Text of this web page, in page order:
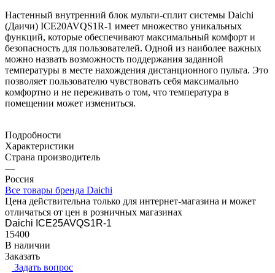
Настенный внутренний блок мульти-сплит системы Daichi
(Даичи) ICE20AVQS1R-1 имеет множество уникальных
функций, которые обеспечивают максимальный комфорт и
безопасность для пользователей. Одной из наиболее важных
можно назвать возможность поддержания заданной
температуры в месте нахождения дистанционного пульта. Это
позволяет пользователю чувствовать себя максимально
комфортно и не переживать о том, что температура в
помещении может измениться.
Подробности
Характеристики
Страна производитель
—
Россия
Все товары бренда Daichi
Цена действительна только для интернет-магазина и может
отличаться от цен в розничных магазинах
Daichi ICE25AVQS1R-1
15400
В наличии
Заказать
Задать вопрос